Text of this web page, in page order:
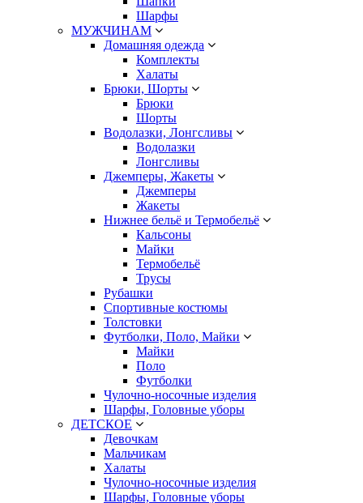
Шарфы
МУЖЧИНАМ
Домашняя одежда
Комплекты
Халаты
Брюки, Шорты
Брюки
Шорты
Водолазки, Лонгсливы
Водолазки
Лонгсливы
Джемперы, Жакеты
Джемперы
Жакеты
Нижнее бельё и Термобельё
Кальсоны
Майки
Термобельё
Трусы
Рубашки
Спортивные костюмы
Толстовки
Футболки, Поло, Майки
Майки
Поло
Футболки
Чулочно-носочные изделия
Шарфы, Головные уборы
ДЕТСКОЕ
Девочкам
Мальчикам
Халаты
Чулочно-носочные изделия
Шарфы, Головные уборы